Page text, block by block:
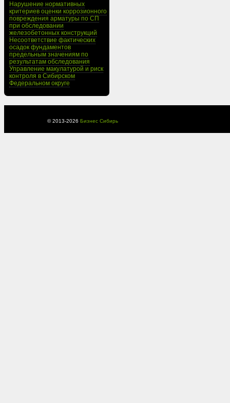
Нарушение нормативных
критериев оценки коррозионного
повреждения арматуры по СП
при обследовании
железобетонных конструкций
Несоответствие фактических
осадок фундаментов
предельным значениям по
результатам обследования
Управление макулатурой и риск
контроля в Сибирском
Федеральном округе
© 2013-2026 Бизнес Сибирь